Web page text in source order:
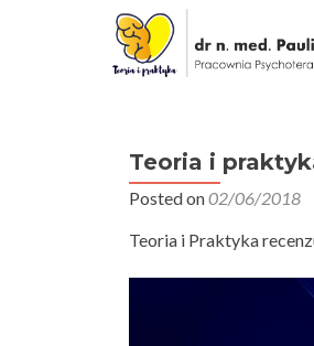
Teoria i
Posted on02/06/2018
Teoria i Praktyka